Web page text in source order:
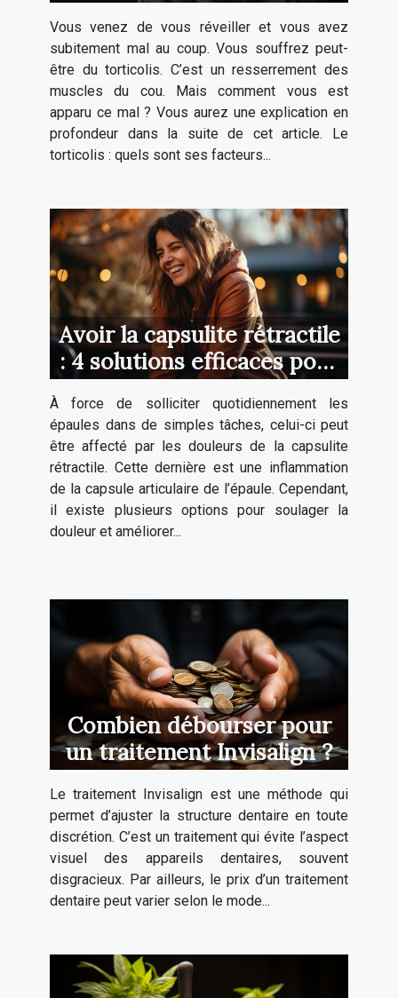
Vous venez de vous réveiller et vous avez
subitement mal au coup. Vous souffrez peut-
être du torticolis. C’est un resserrement des
muscles du cou. Mais comment vous est
apparu ce mal ? Vous aurez une explication en
profondeur dans la suite de cet article. Le
torticolis : quels sont ses facteurs...
Avoir la capsulite rétractile
: 4 solutions efficaces pour
mieux vivre ces moments
de douleurs
À force de solliciter quotidiennement les
épaules dans de simples tâches, celui-ci peut
être affecté par les douleurs de la capsulite
rétractile. Cette dernière est une inflammation
de la capsule articulaire de l’épaule. Cependant,
il existe plusieurs options pour soulager la
douleur et améliorer...
Combien débourser pour
un traitement Invisalign ?
Le traitement Invisalign est une méthode qui
permet d’ajuster la structure dentaire en toute
discrétion. C’est un traitement qui évite l’aspect
visuel des appareils dentaires, souvent
disgracieux. Par ailleurs, le prix d’un traitement
dentaire peut varier selon le mode...